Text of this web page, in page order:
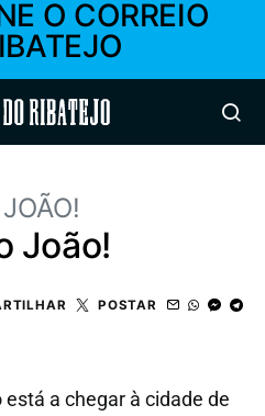
O CORREIO
do Ribatejo
João!
POSTAR
a chegar à cidade de